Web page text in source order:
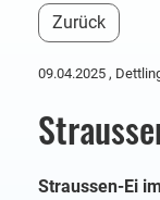
Zurück
09.04.2025 ,
Straussen-Ei